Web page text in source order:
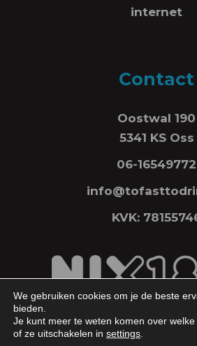
internet
Contact
Oostwal 190
5341 KS Oss
06-16549772
KVK:
We gebruiken cookies om je de beste
bieden.
Je kunt meer te weten komen over
of ze uitschakelen in settings